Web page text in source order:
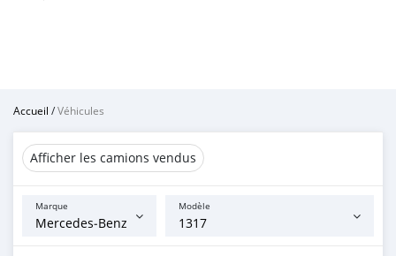
Accueil /Véhicules
Afficher les camions vendus
Marque Modèle